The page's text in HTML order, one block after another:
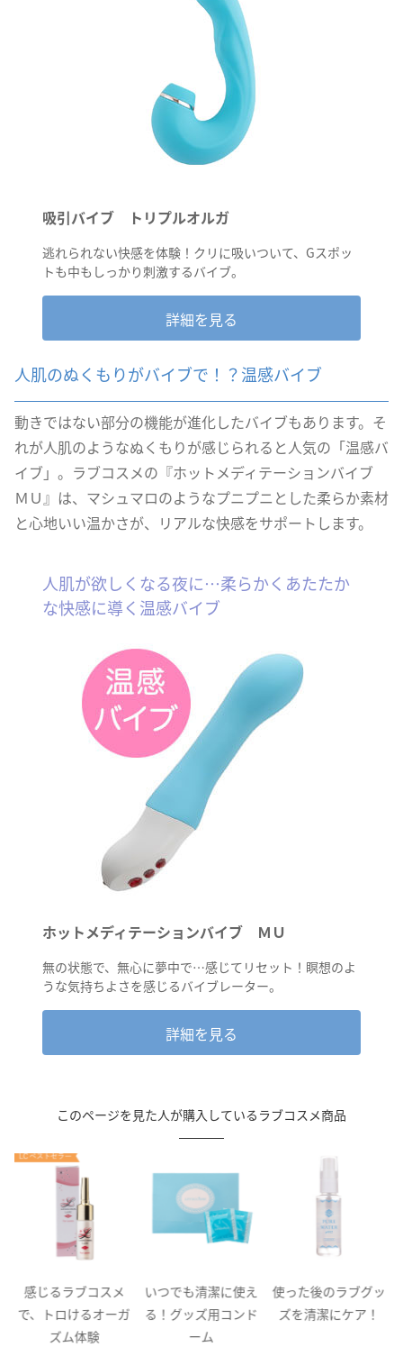
吸引バイブ トリプルオルガ
逃れられない快感を体験！クリに吸いついて、Gスポッ
トも中もしっかり刺激するバイブ。
詳細を見る
人肌のぬくもりがバイブで！？温感バイブ
動きではない部分の機能が進化したバイブもあります。そ
れが人肌のようなぬくもりが感じられると人気の「温感バ
イブ」。ラブコスメの『ホットメディテーションバイブ
ＭＵ』は、マシュマロのようなプニプニとした柔らか素材
と心地いい温かさが、リアルな快感をサポートします。
人肌が欲しくなる夜に…柔らかくあたたか
な快感に導く温感バイブ
ホットメディテーションバイブ ＭＵ
無の状態で、無心に夢中で…感じてリセット！瞑想のよ
うな気持ちよさを感じるバイブレーター。
詳細を見る
このページを見た人が購入しているラブコスメ商品
感じるラブコスメ
で、トロけるオーガ
ズム体験
いつでも清潔に使え
る！グッズ用コンド
ーム
使った後のラブグッ
ズを清潔にケア！